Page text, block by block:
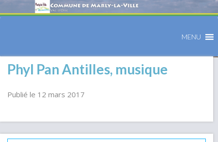
MENU
Phyl Pan Antilles, musique
Publié le 12 mars 2017